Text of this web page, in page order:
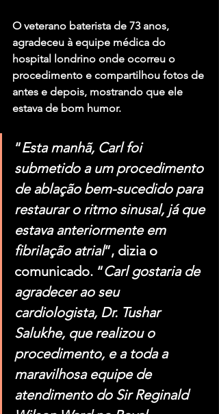
O veterano baterista de 73 anos,
agradeceu à equipe médica do
hospital londrino onde ocorreu o
procedimento e compartilhou fotos de
antes e depois, mostrando que ele
estava de bom humor.
“Esta manhã, Carl foi
submetido a um procedimento
de ablação bem-sucedido para
restaurar o ritmo sinusal, já que
estava anteriormente em
fibrilação atrial”, dizia o
comunicado. “Carl gostaria de
agradecer ao seu
cardiologista, Dr. Tushar
Salukhe, que realizou o
procedimento, e a toda a
maravilhosa equipe de
atendimento do Sir Reginald